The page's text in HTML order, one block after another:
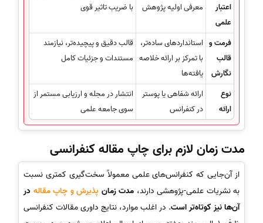
اعتبار
علمی
معرفی اولیه پژوهش
با ضریب تاثیر قوی
فرمت و
قالب
نگارش
استانداردهای ساده‌تر،
با تمرکز بر ارائه خلاصه
یافته‌ها
قالب دقیق و پیچیده‌تر، نیازمند
مستندات و جزئیات کامل
نوع
ارائه
ارائه شفاهی یا پوستر
در کنفرانس
انتشار در مجله و ارزیابی مستمر از
سوی جامعه علمی
مدت زمان لازم برای چاپ مقاله کنفرانسی
از آن‌جایی که کنفرانس‌های علمی معمولاً سخت‌گیری کمتری نسبت
به نشریات علمی-پژوهشی دارند، مدت زمان پذیرش و چاپ مقاله در
آن‌ها نیز کوتاه‌تر است. در اغلب موارد، نتایج داوری مقالات کنفرانسی